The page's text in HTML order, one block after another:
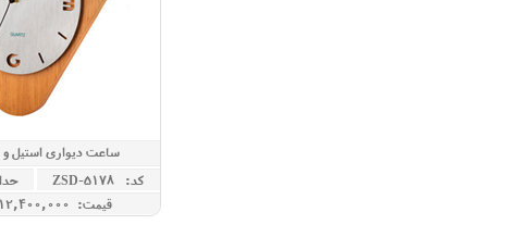
ساعت دیواری استیل
کد: ZSD-5178
قیمت: 12,400,000 ريال